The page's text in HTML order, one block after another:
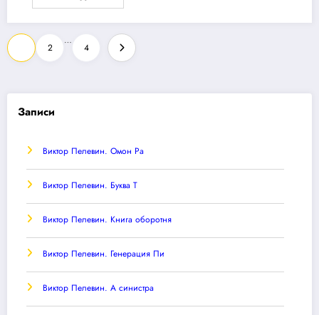
Пагинация
записей
2
…
4
Записи
Виктор Пелевин. Омон Ра
Виктор Пелевин. Буква T
Виктор Пелевин. Книга оборотня
Виктор Пелевин. Генерация Пи
Виктор Пелевин. А синистра